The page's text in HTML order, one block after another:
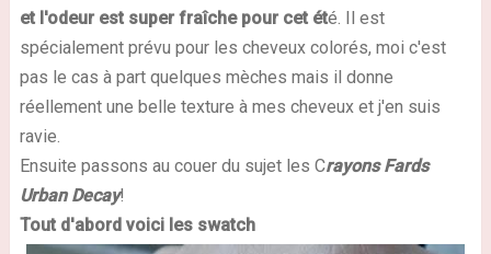
et l'odeur est super fraîche pour cet été. Il est
spécialement prévu pour les cheveux colorés, moi c'est
pas le cas à part quelques mèches mais il donne
réellement une belle texture à mes cheveux et j'en suis
ravie.
Ensuite passons au couer du sujet les Crayons Fards
Urban Decay!
Tout d'abord voici les swatch